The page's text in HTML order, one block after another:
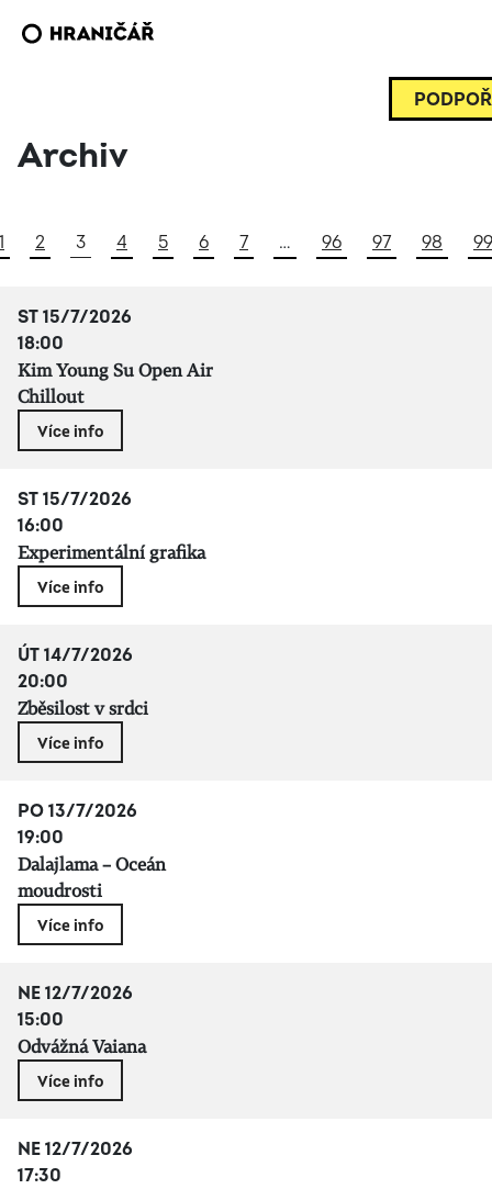
Archiv
1 2 3 4 5 6 7 … 96 97 98 99
ST 15/7/2026
18:00
Kim Young Su Open Air
Chillout
Více info
ST 15/7/2026
16:00
Experimentální grafika
Více info
ÚT 14/7/2026
20:00
Zběsilost v srdci
Více info
PO 13/7/2026
19:00
Dalajlama – Oceán
moudrosti
Více info
NE 12/7/2026
15:00
Odvážná Vaiana
Více info
NE 12/7/2026
17:30